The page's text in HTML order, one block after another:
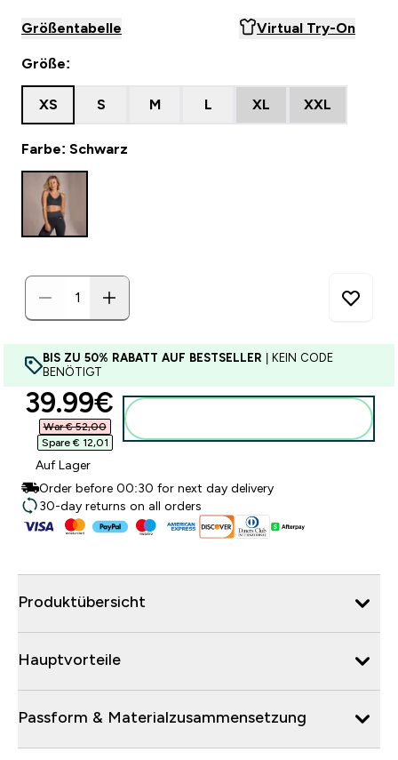
Größentabelle Virtual Try-On
Größe:
XS S M L XL XXL
Farbe: Schwarz
BIS ZU 50% RABATT AUF BESTSELLER | KEIN CODE
BENÖTIGT
discounted price
39.99€‎
War € 52,00‎
Spare € 12,01‎
Auf Lager
Order before 00:30 for next day delivery
30-day returns on all orders
Produktübersicht
Hauptvorteile
Passform & Materialzusammensetzung